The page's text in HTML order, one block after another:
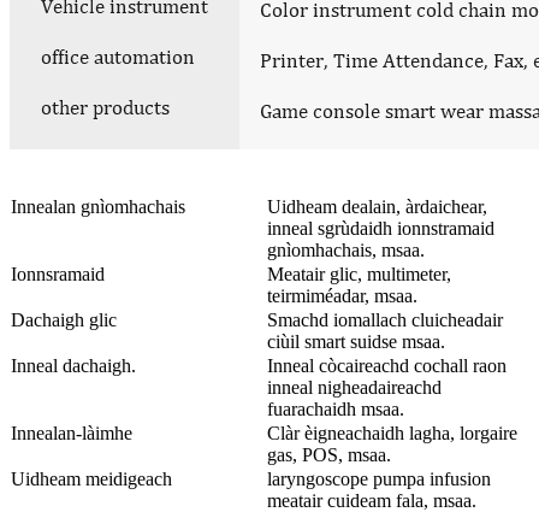
Innealan gnìomhachais
Uidheam dealain, àrdaichear,
inneal sgrùdaidh ionnstramaid
gnìomhachais, msaa.
Ionnsramaid
Meatair glic, multimeter,
teirmiméadar, msaa.
Dachaigh glic
Smachd iomallach cluicheadair
ciùil smart suidse msaa.
Inneal dachaigh.
Inneal còcaireachd cochall raon
inneal nigheadaireachd
fuarachaidh msaa.
Innealan-làimhe
Clàr èigneachaidh lagha, lorgaire
gas, POS, msaa.
Uidheam meidigeach
laryngoscope pumpa infusion
meatair cuideam fala, msaa.